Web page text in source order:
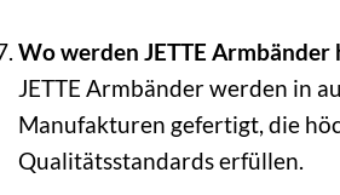
Wo werden JETTE Armbänder
JETTE Armbänder werden in
Manufakturen gefertigt, die
Qualitätsstandards erfüllen.